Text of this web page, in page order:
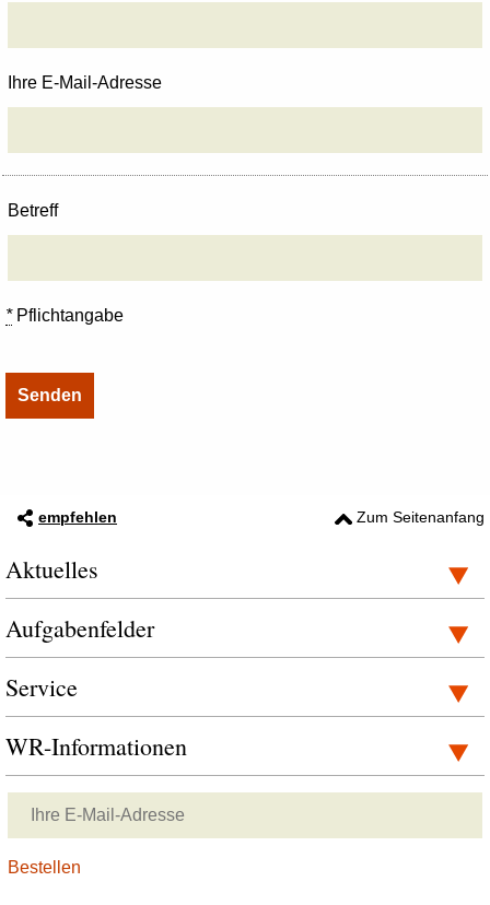
Ihre E-Mail-Adresse
Betreff
*Pflichtangabe
empfehlen Zum Seitenanfang
Aktuelles
Aufgabenfelder
Service
WR-Informationen